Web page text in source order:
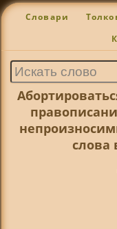
Словари
слова